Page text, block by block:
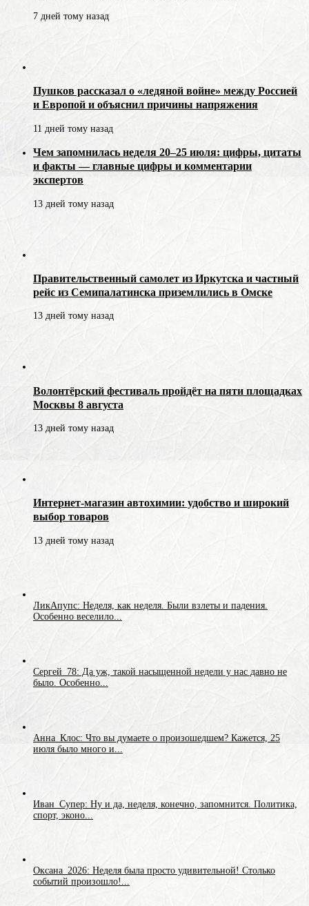
7 дней тому назад
Пушков рассказал о «ледяной войне» между Россией
и Европой и объяснил причины напряжения
11 дней тому назад
Чем запомнилась неделя 20–25 июля: цифры, цитаты
и факты — главные цифры и комментарии
экспертов
13 дней тому назад
Правительственный самолет из Иркутска и частный
рейс из Семипалатинска приземлились в Омске
13 дней тому назад
Волонтёрский фестиваль пройдёт на пяти площадках
Москвы 8 августа
13 дней тому назад
Интернет-магазин автохимии: удобство и широкий
выбор товаров
13 дней тому назад
ЛикАпупс: Неделя, как неделя. Были взлеты и падения.
Особенно веселило...
Сергей_78: Да уж, такой насыщенной недели у нас давно не
было. Особенно...
Анна_Клос: Что вы думаете о произошедшем? Кажется, 25
июля было много и...
Иван_Супер: Ну и да, неделя, конечно, запомнится. Политика,
спорт, эконо...
Оксана_2026: Неделя была просто удивительной! Столько
событий произошло!...